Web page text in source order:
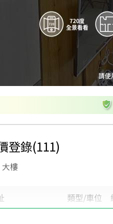
登錄(111)
樓